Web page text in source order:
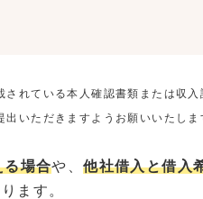
れている本人確認書類または収
いただきますようお願いいたしま
る場合や、他社借入と借入
ます。